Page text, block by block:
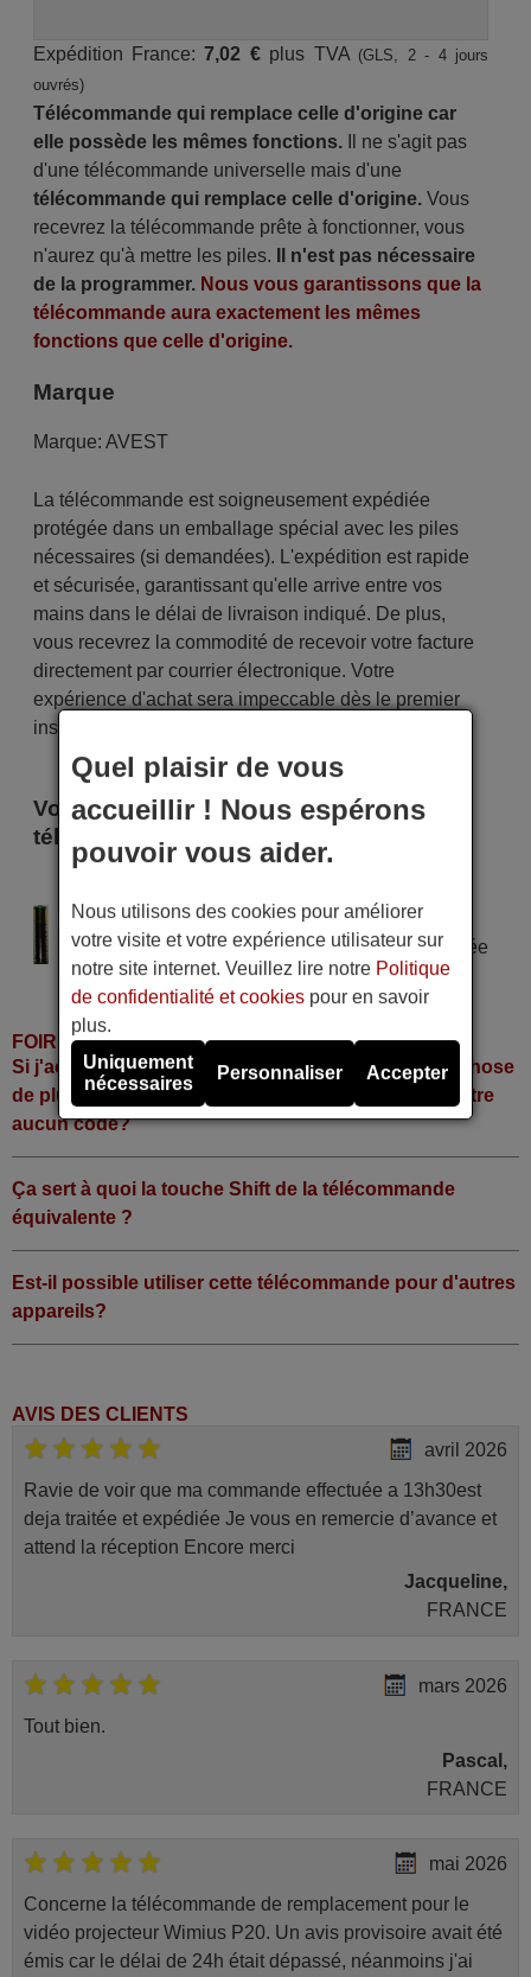
Expédition France:7,02 €plus TVA (GLS, 2 - 4 jours
ouvrés)
Télécommande qui remplace celle d'origine car
elle possède les mêmes fonctions.Il ne s'agit pas
d'une télécommande universelle mais d'une
télécommande qui remplace celle d'origine.Vous
recevrez la télécommande prête à fonctionner, vous
n'aurez qu'à mettre les piles.
Il n'est pas nécessaire
de la programmer. Nous vous garantissons que la
télécommande aura exactement les mêmes
fonctions que celle d'origine.
Marque
Marque: AVEST
La télécommande est soigneusement expédiée
protégée dans un emballage spécial avec les piles
nécessaires (si demandées). L'expédition est rapide
et sécurisée, garantissant qu'elle arrive entre vos
mains dans le délai de livraison indiqué. De plus,
vous recevrez la commodité de recevoir votre facture
directement par courrier électronique. Votre
expérience d'achat sera impeccable dès le premier
instant !
Voici certains modèles qui utilisent cette
télécommande
Alimentation : 2 piles type AAA
Pile alcaline type AAA LR06 tension 1,5 V utilisée
dans la grande majorité de télécommandes.
FOIRE AUX QUESTIONS
Si j'achète la télécommande, dois-je faire quelque chose
de plus ou fonctionne-t-elle directement sans y mettre
aucun code?
Ça sert à quoi la touche Shift de la télécommande
équivalente ?
Est-il possible utiliser cette télécommande pour d'autres
appareils?
AVIS DES CLIENTS
avril 2026
Ravie de voir que ma commande effectuée a 13h30est
deja traitée et expédiée Je vous en remercie d’avance et
attend la réception Encore merci
Jacqueline,
FRANCE
mars 2026
Tout bien.
Pascal,
FRANCE
mai 2026
Concerne la télécommande de remplacement pour le
vidéo projecteur Wimius P20. Un avis provisoire avait été
émis car le délai de 24h était dépassé, néanmoins j'ai
Quel plaisir de vous
accueillir ! Nous espérons
pouvoir vous aider.
Nous utilisons des cookies pour améliorer
votre visite et votre expérience utilisateur sur
notre site internet. Veuillez lire notre Politique
de confidentialité et cookies pour en savoir
plus.
Uniquement
nécessaires
Personnaliser Accepter